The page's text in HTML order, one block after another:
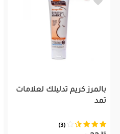
بالمرز كريم تدليلك لعلامات
تمد
(3)